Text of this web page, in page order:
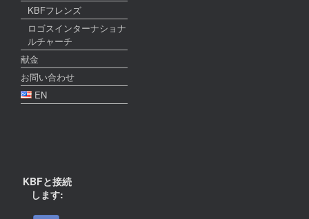
KBFフレンズ
ロゴスインターナショナ
ルチャーチ
献金
お問い合わせ
EN
KBFと接続
します: